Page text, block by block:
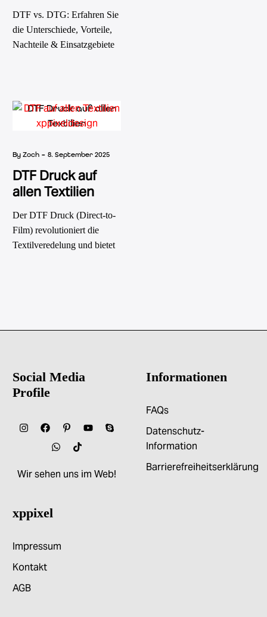
DTF vs. DTG: Erfahren Sie
die Unterschiede, Vorteile,
Nachteile & Einsatzgebiete
By Zoch - 8. September 2025
DTF Druck auf
allen Textilien
Der DTF Druck (Direct-to-
Film) revolutioniert die
Textilveredelung und bietet
xppixel
Impressum
Kontakt
AGB
Informationen
FAQs
Datenschutz-
Information
Barrierefreiheitserklärung
Social Media
Profile
Wir sehen uns im Web!